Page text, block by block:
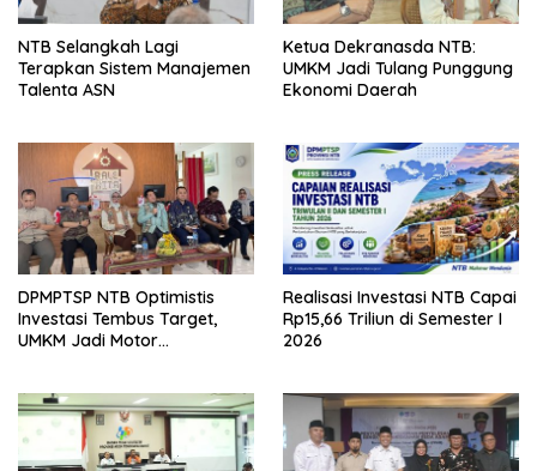
NTB Selangkah Lagi
Terapkan Sistem Manajemen
Talenta ASN
Ketua Dekranasda NTB:
UMKM Jadi Tulang Punggung
Ekonomi Daerah
DPMPTSP NTB Optimistis
Investasi Tembus Target,
UMKM Jadi Motor
Realisasi Investasi NTB Capai
Rp15,66 Triliun di Semester I
2026